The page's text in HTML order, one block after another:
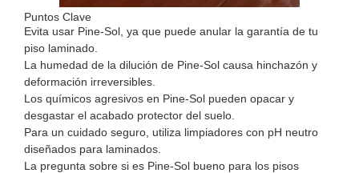
Puntos Clave
Evita usar Pine-Sol, ya que puede anular la garantía de tu
piso laminado.
La humedad de la dilución de Pine-Sol causa hinchazón y
deformación irreversibles.
Los químicos agresivos en Pine-Sol pueden opacar y
desgastar el acabado protector del suelo.
Para un cuidado seguro, utiliza limpiadores con pH neutro
diseñados para laminados.
La pregunta sobre si es Pine-Sol bueno para los pisos